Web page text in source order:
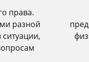
права.
разной